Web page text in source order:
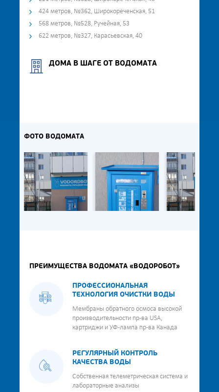
424 метров, №362, Широкореченская, 51
568 метров, №528, Ручейная, 53
622 метров, №327, Карасьевская, 40
ДОМА В ШАГЕ ОТ ВОДОМАТА
ФОТО ВОДОМАТА
ПРЕИМУЩЕСТВА ВОДОМАТА «ВОДОРОБОТ»
ПРОФЕССИОНАЛЬНАЯ
ТЕХНОЛОГИЯ ОЧИСТКИ ВОДЫ
Мембраны обратного осмоса высокой
производительности пр-ва USA,
картриджи и УФ-лампа пр-ва Канада
РЕГУЛЯРНЫЙ КОНТРОЛЬ
КАЧЕСТВА ВОДЫ
Собственная телеметрическая система и
лабораторные анализы